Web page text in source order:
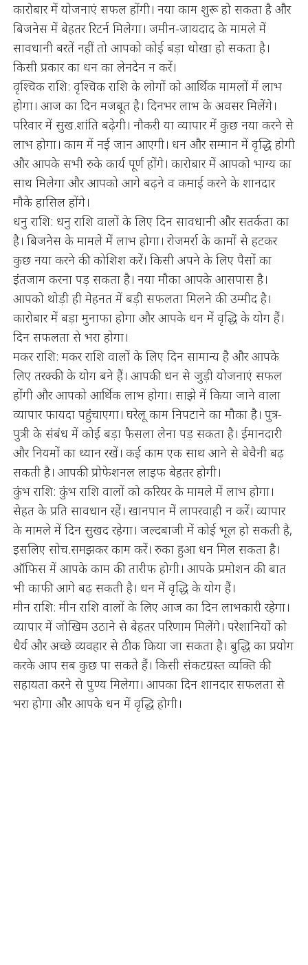
कारोबार में योजनाएं सफल होंगी। नया काम शुरू हो सकता है और
बिजनेस में बेहतर रिटर्न मिलेगा। जमीन-जायदाद के मामले में
सावधानी बरतें नहीं तो आपको कोई बड़ा धोखा हो सकता है।
किसी प्रकार का धन का लेनदेन न करें।
वृश्चिक राशि: वृश्चिक राशि के लोगों को आर्थिक मामलों में लाभ
होगा। आज का दिन मजबूत है। दिनभर लाभ के अवसर मिलेंगे।
परिवार में सुख.शांति बढ़ेगी। नौकरी या व्यापार में कुछ नया करने से
लाभ होगा। काम में नई जान आएगी। धन और सम्मान में वृद्धि होगी
और आपके सभी रुके कार्य पूर्ण होंगे। कारोबार में आपको भाग्‍य का
साथ मिलेगा और आपको आगे बढ़ने व कमाई करने के शानदार
मौके हासिल होंगे।
धनु राशि: धनु राशि वालों के लिए दिन सावधानी और सतर्कता का
है। बिजनेस के मामले में लाभ होगा। रोजमर्रा के कामों से हटकर
कुछ नया करने की कोशिश करें। किसी अपने के लिए पैसों का
इंतजाम करना पड़ सकता है। नया मौका आपके आसपास है।
आपको थोड़ी ही मेहनत में बड़ी सफलता मिलने की उम्मीद है।
कारोबार में बड़ा मुनाफा होगा और आपके धन में वृद्धि के योग हैं।
दिन सफलता से भरा होगा।
मकर राशि: मकर राशि वालों के लिए दिन सामान्य है और आपके
लिए तरक्की के योग बने हैं। आपकी धन से जुड़ी योजनाएं सफल
होंगी और आपको आर्थिक लाभ होगा। साझे में किया जाने वाला
व्यापार फायदा पहुंचाएगा। घरेलू काम निपटाने का मौका है। पुत्र-
पुत्री के संबंध में कोई बड़ा फैसला लेना पड़ सकता है। ईमानदारी
और नियमों का ध्यान रखें। कई काम एक साथ आने से बेचैनी बढ़
सकती है। आपकी प्रोफेशनल लाइफ बेहतर होगी।
कुंभ राशि: कुंभ राशि वालों को करियर के मामले में लाभ होगा।
सेहत के प्रति सावधान रहें। खानपान में लापरवाही न करें। व्यापार
के मामले में दिन सुखद रहेगा। जल्दबाजी में कोई भूल हो सकती है,
इसलिए सोच.समझकर काम करें। रुका हुआ धन मिल सकता है।
ऑफिस में आपके काम की तारीफ होगी। आपके प्रमोशन की बात
भी काफी आगे बढ़ सकती है। धन में वृद्धि के योग हैं।
मीन राशि: मीन राशि वालों के लिए आज का दिन लाभकारी रहेगा।
व्यापार में जोखिम उठाने से बेहतर परिणाम मिलेंगे। परेशानियों को
धैर्य और अच्छे व्यवहार से ठीक किया जा सकता है। बुद्धि का प्रयोग
करके आप सब कुछ पा सकते हैं। किसी संकटग्रस्त व्यक्ति की
सहायता करने से पुण्य मिलेगा। आपका दिन शानदार सफलता से
भरा होगा और आपके धन में वृद्धि होगी।